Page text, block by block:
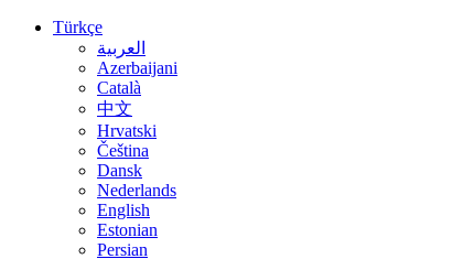
Türkçe
العربية
Azerbaijani
Català
中文
Hrvatski
Čeština
Dansk
Nederlands
English
Estonian
Persian